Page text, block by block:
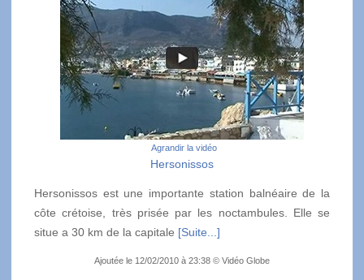
Agrandir la vidéo
Hersonissos
Hersonissos est une importante station balnéaire de la
côte crétoise, très prisée par les noctambules. Elle se
situe a 30 km de la capitale [Suite...]
Ajoutée le 12/02/2010 à 23:38 © Vidéo Globe